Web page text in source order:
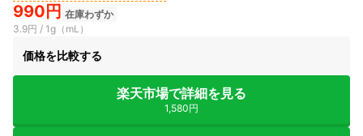
990円 在庫わずか
3.9円 / 1g（mL）
価格を比較する
楽天市場で詳細を見る
1,580円